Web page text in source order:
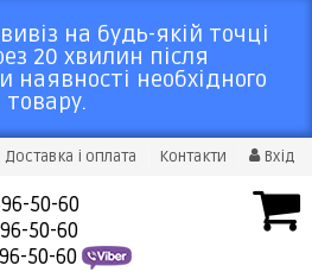
на будь-якій точці
20 хвилин після
необхідного
товару.
Доставка і оплата Контакти Вхід
50-60
50-60
50-60